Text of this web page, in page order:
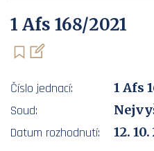
1 Afs 168/2021
Číslo jednací:
1 Afs
Soud:
Datum rozhodnutí:
12. 10.